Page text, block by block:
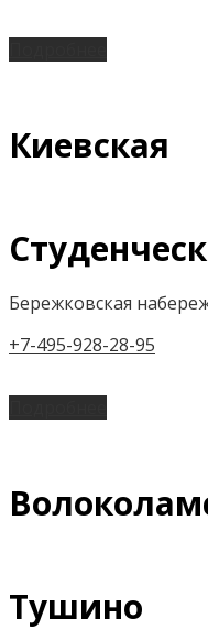
Киевская
Бережковская
+7-495-928-28-95
Тушино